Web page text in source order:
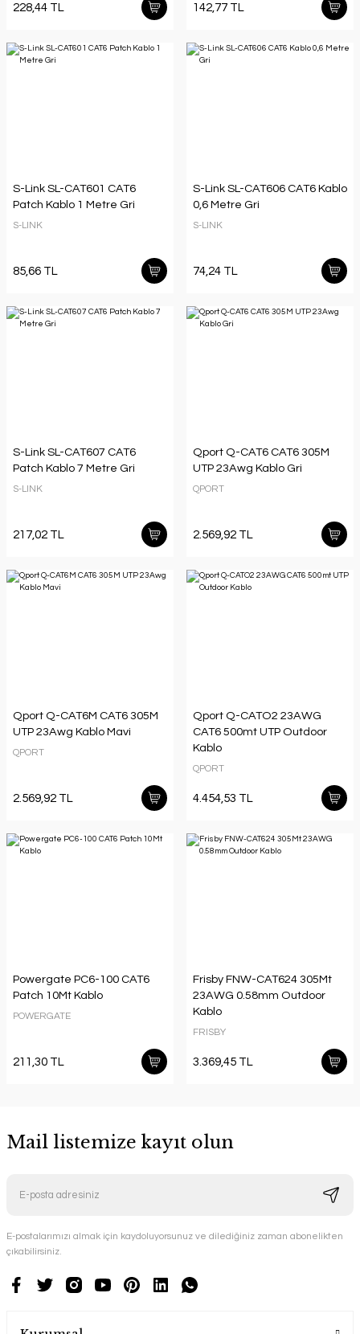
228,44 TL 142,77 TL
S-Link SL-CAT601 CAT6
Patch Kablo 1 Metre Gri
S-LINK
85,66 TL
S-Link SL-CAT606 CAT6 Kablo
0,6 Metre Gri
S-LINK
74,24 TL
S-Link SL-CAT607 CAT6
Patch Kablo 7 Metre Gri
S-LINK
217,02 TL
Qport Q-CAT6 CAT6 305M
UTP 23Awg Kablo Gri
QPORT
2.569,92 TL
Qport Q-CAT6M CAT6 305M
UTP 23Awg Kablo Mavi
QPORT
2.569,92 TL
Qport Q-CATO2 23AWG
CAT6 500mt UTP Outdoor
Kablo
QPORT
4.454,53 TL
Powergate PC6-100 CAT6
Patch 10Mt Kablo
POWERGATE
211,30 TL
Frisby FNW-CAT624 305Mt
23AWG 0.58mm Outdoor
Kablo
FRISBY
3.369,45 TL
Mail listemize kayıt olun
E-postalarımızı almak için kaydoluyorsunuz ve dilediğiniz zaman abonelikten
çıkabilirsiniz.